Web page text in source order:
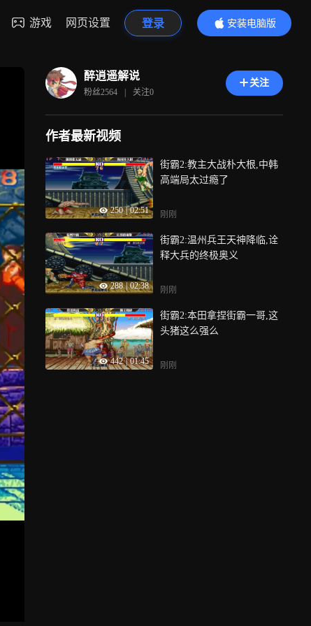
游戏 网页设置 登录
安装电脑版
内容更精彩
醉逍遥解说
粉丝2564 | 关注0
关注
作者最新视频
250 | 02:51
街霸2:教主大战朴大根,中韩
高端局太过瘾了
刚刚
288 | 02:38
街霸2:温州兵王天神降临,诠
释大兵的终极奥义
刚刚
442 | 01:45
街霸2:本田拿捏街霸一哥,这
头猪这么强么
刚刚